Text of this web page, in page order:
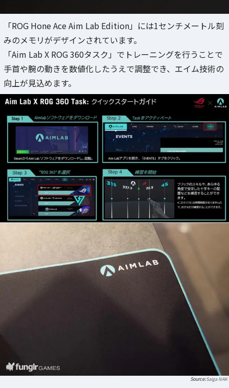
「ROG Hone Ace Aim Lab Edition」には1センチメートル刻
みのメモリがデザインされています。
「Aim Lab X ROG 360タスク」でトレーニングを行うことで
手首や腕の動きを数値化したうえで調整でき、エイム技術の
向上が見込めます。
Saiga NAK